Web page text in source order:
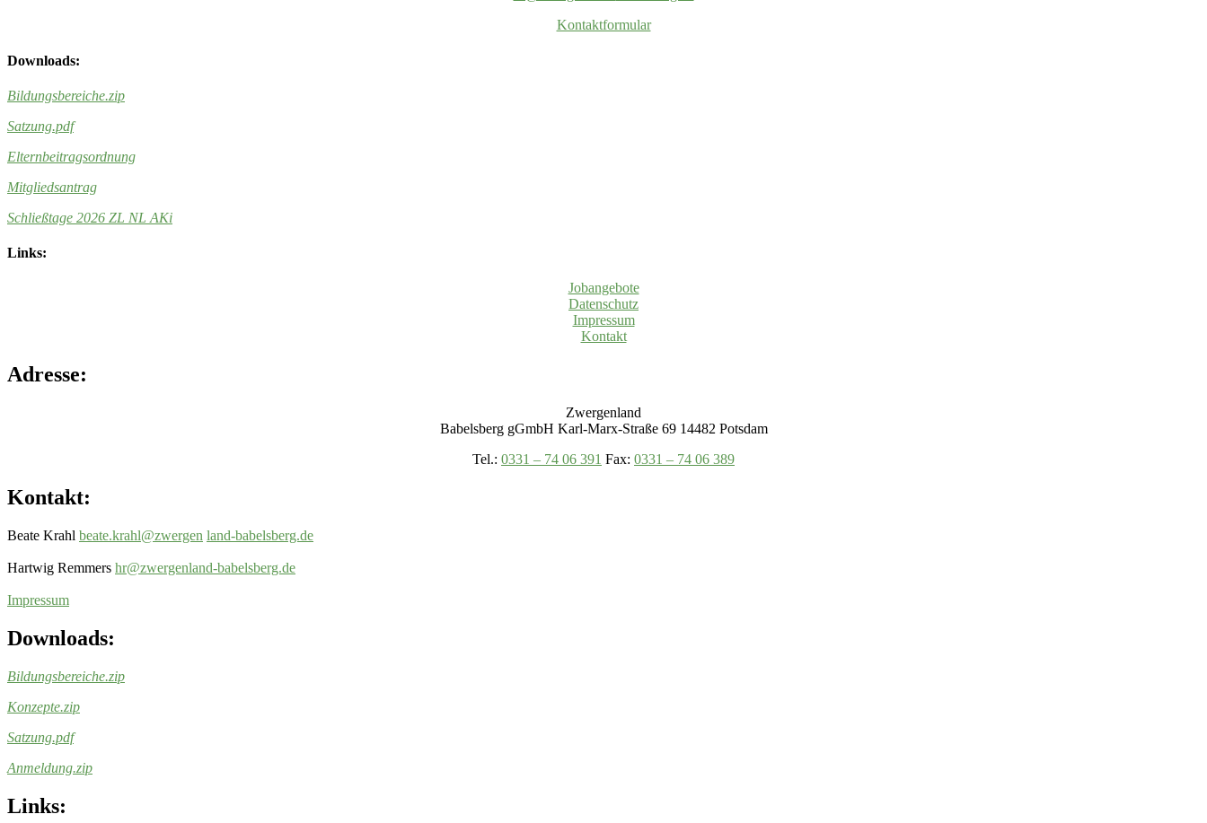
Kontaktformular
Downloads:
Bildungsbereiche.zip
Satzung.pdf
Elternbeitragsordnung
Mitgliedsantrag
Schließtage 2026 ZL NL AKi
Links:
Jobangebote
Datenschutz
Impressum
Kontakt
Adresse:
Zwergenland
Babelsberg gGmbH Karl-Marx-Straße 69 14482 Potsdam
Tel.: 0331 – 74 06 391 Fax: 0331 – 74 06 389
Kontakt:
Beate Krahl beate.krahl@zwergen land-babelsberg.de
Hartwig Remmers hr@zwergenland-babelsberg.de
Impressum
Downloads:
Bildungsbereiche.zip
Konzepte.zip
Satzung.pdf
Anmeldung.zip
Links: